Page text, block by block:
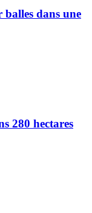
balles dans une
280 hectares